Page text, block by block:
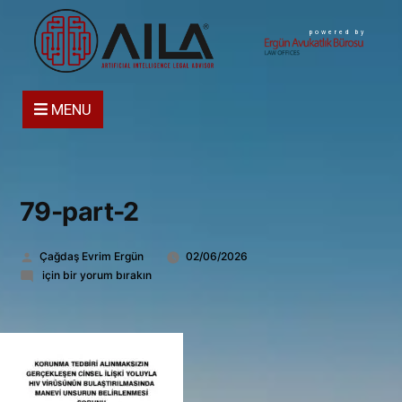
powered by
MENU
79-part-2
Gönderen:
Çağdaş Evrim Ergün
02/06/2026
79-
için bir yorum bırakın